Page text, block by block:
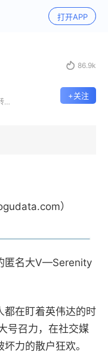
打开APP
 86.9k
+关注
）
匿名大V—Serenity
都在盯着英伟达的时
号召力，在社交媒
坏力的散户狂欢。